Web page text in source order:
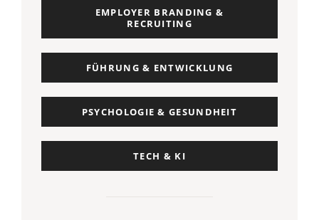
EMPLOYER BRANDING &
RECRUITING
FÜHRUNG & ENTWICKLUNG
PSYCHOLOGIE & GESUNDHEIT
TECH & KI